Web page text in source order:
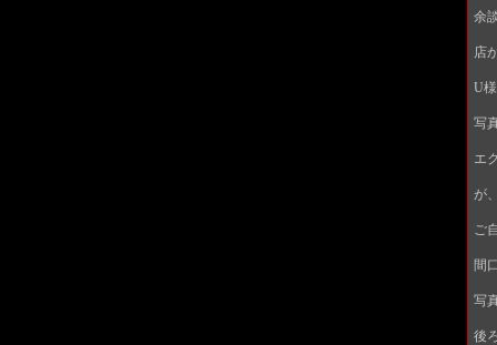
余
店
U
写
エ
が
ご
間
写
後